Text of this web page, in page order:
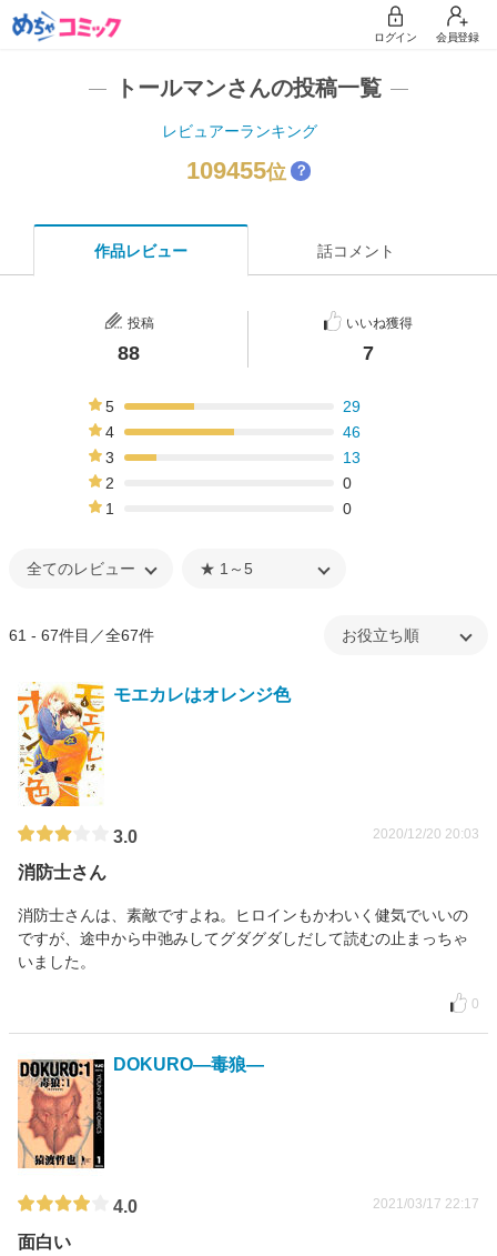
ログイン 会員登録
トールマンさんの投稿一覧
レビュアーランキング
109455位 ？
作品レビュー 話コメント
投稿
88
いいね獲得
7
5
29
4
46
3
13
2
0
1
0
61 - 67件目／全67件
モエカレはオレンジ色
3.0 2020/12/20 20:03
消防士さん
消防士さんは、素敵ですよね。ヒロインもかわいく健気でいいの
ですが、途中から中弛みしてグダグダしだして読むの止まっちゃ
いました。
0
DOKURO―毒狼―
4.0 2021/03/17 22:17
面白い